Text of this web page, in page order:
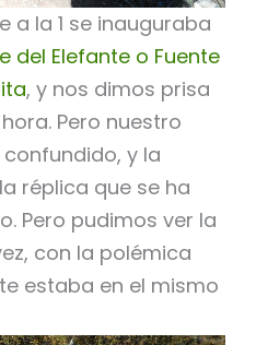
a la 1 se inauguraba
del Elefante o Fuente
, y nos dimos prisa
Pero nuestro
y la
réplica que se ha
Pero pudimos ver la
con la polémica
estaba en el mismo